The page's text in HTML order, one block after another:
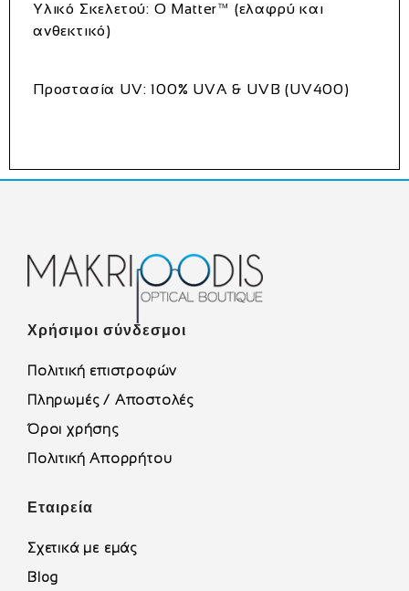
Υλικό Σκελετού: O Matter™ (ελαφρύ και
ανθεκτικό)
Προστασία UV: 100% UVA & UVB (UV400)
Χρήσιμοι σύνδεσμοι
Πολιτική επιστροφών
Πληρωμές / Αποστολές
Όροι χρήσης
Πολιτική Απορρήτου
Εταιρεία
Σχετικά με εμάς
Blog